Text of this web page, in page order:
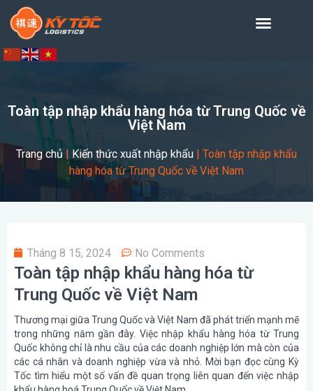
Toàn tập nhập khẩu hàng hóa từ Trung Quốc về
Việt Nam
Trang chủ | Kiến thức xuất nhập khẩu | Toàn tập nhập khẩu
hàng hóa từ Trung Quốc về Việt Nam
Tháng 8 15, 2024 No Comments
Toàn tập nhập khẩu hàng hóa từ
Trung Quốc về Việt Nam
Thương mại giữa Trung Quốc và Việt Nam đã phát triển mạnh mẽ
trong những năm gần đây. Việc nhập khẩu hàng hóa từ Trung
Quốc không chỉ là nhu cầu của các doanh nghiệp lớn mà còn của
các cá nhân và doanh nghiệp vừa và nhỏ. Mời bạn đọc cùng Kỳ
Tốc tìm hiểu một số vấn đề quan trọng liên quan đến việc nhập